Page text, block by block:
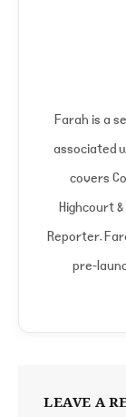
Farah is a
associated
covers
Highcourt
Reporter.
pre-
LEAVE A